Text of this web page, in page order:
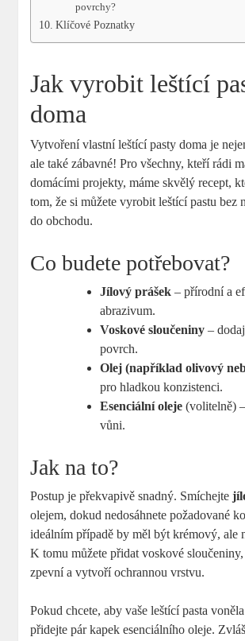
povrchy?
Klíčové Poznatky
Jak vyrobit leštící
doma
Vytvoření vlastní leštící pasty doma je
ale také zábavné! Pro všechny, kteří rádi
domácími projekty, máme skvělý recept,
tom, že si můžete vyrobit leštící pastu bez
do obchodu.
Co budete potřebovat?
Jílový prášek – přírodní a
abrazivum.
Voskové sloučeniny –
povrch.
Olej (například olivový
pro hladkou konzistenci.
Esenciální oleje (volitelně)
vůni.
Jak na to?
Postup je překvapivě snadný. Smíchejte
olejem, dokud nedosáhnete požadované
ideálním případě by měl být krémový, ale
K tomu můžete přidat voskové sloučeniny,
zpevní a vytvoří ochrannou vrstvu.
Pokud chcete, aby vaše leštící pasta
přidejte pár kapek esenciálního oleje.